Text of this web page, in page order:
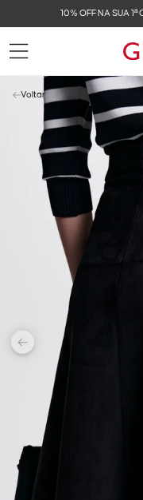
COMPRA COM O CUPOM
Voltar